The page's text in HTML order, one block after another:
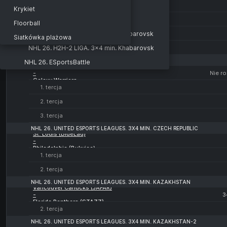
City devils
3. tercja
SHORT-HOCKEY. 3HL SOUTH. 3X7
Blood Jokers
-
Galaxy Warriors
Nie
1. tercja
2. tercja
3. tercja
NHL 26. UNITED ESPORTS LEAGUES. 3X4 MIN. CZECH REPUBLIC
St. Louis (BlueLad)
-
Philadelphia (Bukvice)
1. tercja
2. tercja
NHL 26. UNITED ESPORTS LEAGUES. 3X4 MIN. KAZAKHSTAN
Vancouver Canucks (JAFAR)
-
Florida Panthers (STAZZ)
2. tercja
NHL 26. UNITED ESPORTS LEAGUES. 3X4 MIN. KAZAKHSTAN-2
3x4 min. Kazakhstan-2
NHL 26. H2H LIGA
NHL 26. H2H-1 LIGA. 3x4 min. Khabarovsk
NHL 26. H2H-2 LIGA. 3x4 min. Khabarovsk
NHL 26. ESportsBattle
Krykiet
Floorball
Siatkówka plażowa